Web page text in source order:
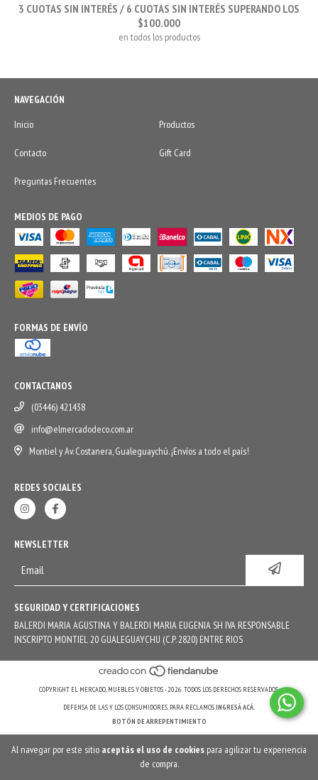
Al navegar por este sitio aceptás el uso de cookies para agilizar tu experiencia
de compra.
3 CUOTAS SIN INTERÉS / 6 CUOTAS SIN INTERÉS SUPERANDO LOS
$100.000
en todos los productos
NAVEGACIÓN
Inicio
Productos
Contacto Gift Card
Preguntas Frecuentes
MEDIOS DE PAGO
FORMAS DE ENVÍO
CONTACTANOS
(03446) 421438
info@elmercadodeco.com.ar
Montiel y Av. Costanera, Gualeguaychú. ¡Envíos a todo el país!
REDES SOCIALES
NEWSLETTER
SEGURIDAD Y CERTIFICACIONES
BALERDI MARIA AGUSTINA Y BALERDI MARIA EUGENIA SH IVA RESPONSABLE
INSCRIPTO MONTIEL 20 GUALEGUAYCHU (C.P. 2820) ENTRE RIOS
COPYRIGHT EL MERCADO, MUEBLES Y OBJETOS - 2026. TODOS LOS DERECHOS RESERVADOS.
DEFENSA DE LAS Y LOS CONSUMIDORES. PARA RECLAMOSINGRESÁ ACÁ.
BOTÓN DE ARREPENTIMIENTO